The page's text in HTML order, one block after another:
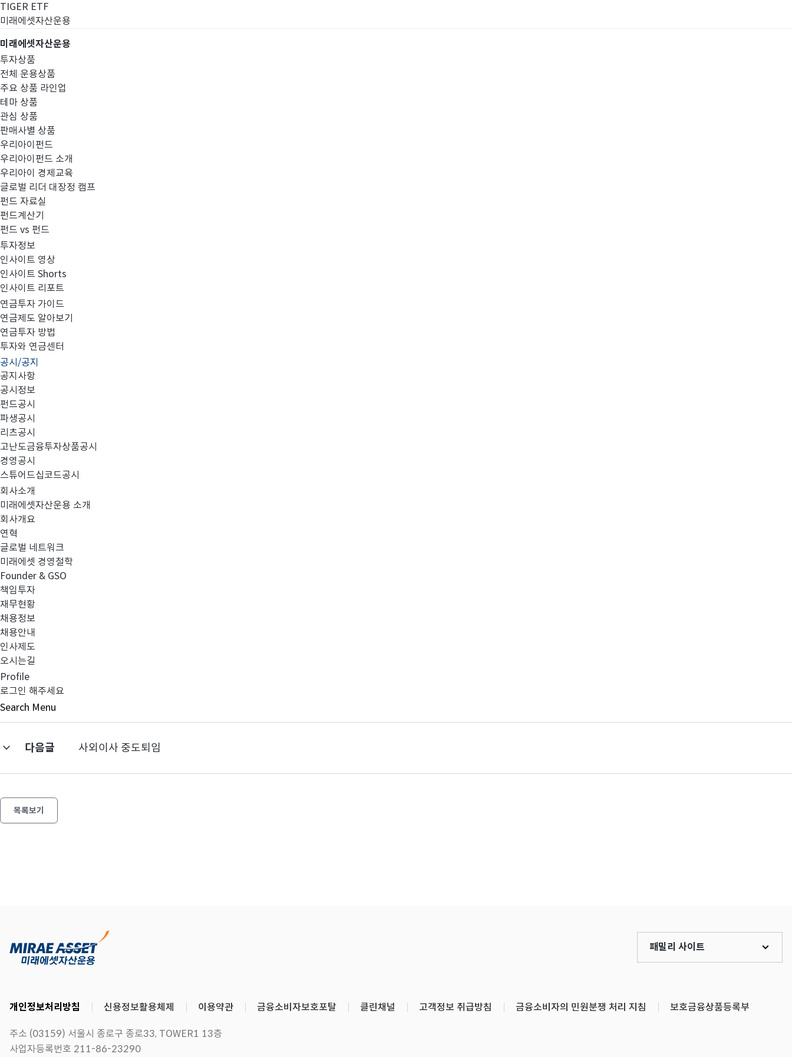
TIGER ETF
미래에셋자산운용
미래에셋자산운용
투자상품
전체 운용상품
주요 상품 라인업
테마 상품
관심 상품
판매사별 상품
우리아이펀드
우리아이펀드 소개
우리아이 경제교육
글로벌 리더 대장정 캠프
펀드 자료실
펀드계산기
펀드 vs 펀드
투자정보
인사이트 영상
인사이트 Shorts
인사이트 리포트
연금투자 가이드
연금제도 알아보기
연금투자 방법
투자와 연금센터
공시/공지
공지사항
공시정보
펀드공시
파생공시
리츠공시
고난도금융투자상품공시
경영공시
스튜어드십코드공시
회사소개
미래에셋자산운용 소개
회사개요
연혁
글로벌 네트워크
미래에셋 경영철학
Founder & GSO
책임투자
재무현황
채용정보
채용안내
인사제도
오시는길
Profile
로그인 해주세요
Search Menu
경영공시
임시주주총회소집 결의
첨부와 같이 당사의 주요 경영사항을 공시합니다.
이전글
다음글 사외이사 중도퇴임
목록보기
개인정보처리방침 신용정보활용체제 이용약관 금융소비자보호포탈 클린채널 고객정보 취급방침 금융소비자의 민원분쟁 처리 지침 보호금융상품등록부
패밀리 사이트
주소 (03159) 서울시 종로구 종로33, TOWER1 13층
사업자등록번호 211-86-23290